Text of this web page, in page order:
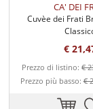
CA' DEI
Cuvèe dei Frati
€
Prezzo di listino:€
Prezzo più basso:€